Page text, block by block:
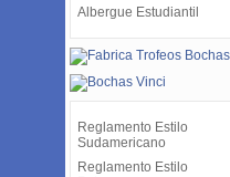
Albergue Estudiantil
Reglamento Estilo
Sudamericano
Reglamento Estilo